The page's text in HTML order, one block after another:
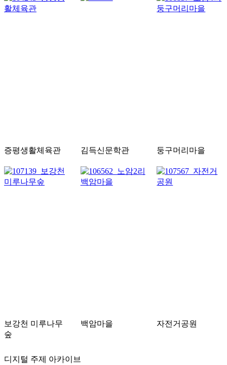
증평생활체육관 김득신문학관 둥구머리마을
보강천 미루나무
숲
백암마을 자전거공원
디지털 주제 아카이브